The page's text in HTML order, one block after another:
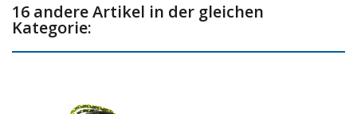
- Kontrolleinen
- Out/downhauls
Gewicht 7.00 KG/100m
16 andere Artikel in der gleichen
Kategorie: